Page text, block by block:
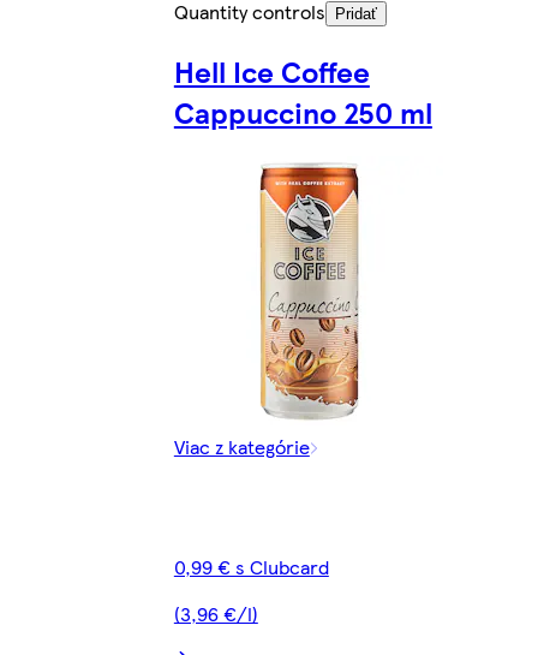
Quantity controls
Pridať
Hell Ice Coffee
Cappuccino 250 ml
Viac z kategórie
0,99 € s Clubcard
(3,96 €/l)